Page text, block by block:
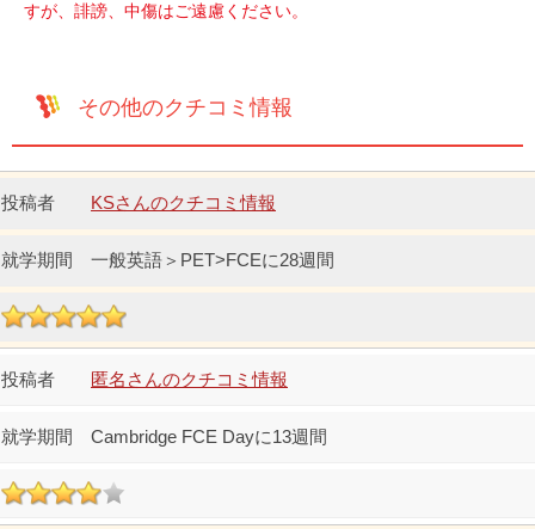
すが、誹謗、中傷はご遠慮ください。
その他のクチコミ情報
KSさんのクチコミ情報
一般英語＞PET>FCEに28週間
匿名さんのクチコミ情報
Cambridge FCE Dayに13週間